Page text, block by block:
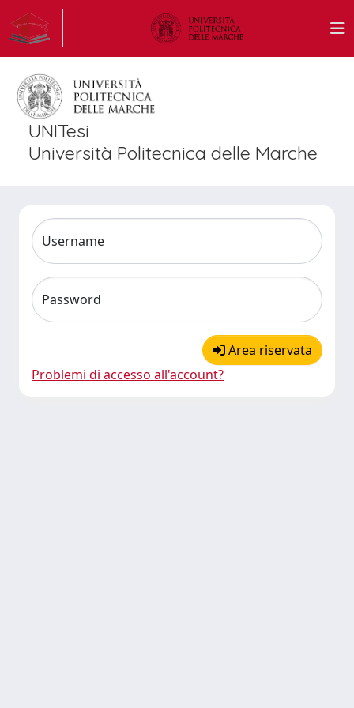
UNITesi
Università Politecnica delle Marche
Username
Password
Area riservata
Problemi di accesso all'account?